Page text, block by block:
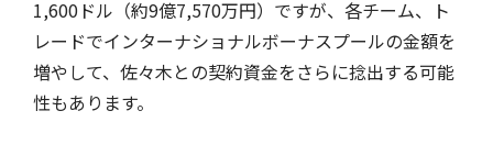
1,600ドル（約9億7,570万円）ですが、各チーム、ト
レードでインターナショナルボーナスプールの金額を
増やして、佐々木との契約資金をさらに捻出する可能
性もあります。